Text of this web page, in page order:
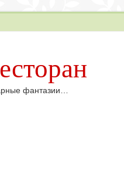
фантазии…